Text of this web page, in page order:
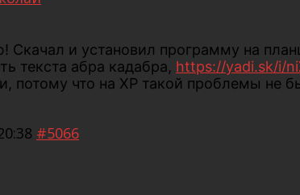
Скачал и установил программу на
текста абра кадабра, https://yadi.sk/i/
потому что на XP такой проблемы
#5066